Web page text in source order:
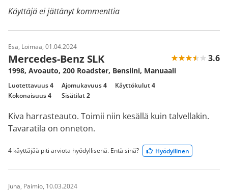
Käyttäjä ei jättänyt kommenttia
Esa, Loimaa, 01.04.2024
Mercedes-Benz SLK 3.6
1998, Avoauto, 200 Roadster, Bensiini, Manuaali
Luotettavuus4 Ajomukavuus4 Käyttökulut4
Kokonaisuus4 Sisätilat2
Kiva harrasteauto. Toimii niin kesällä kuin talvellakin.
Tavaratila on onneton.
4 käyttäjää piti arviota hyödyllisenä. Entä sinä? Hyödyllinen
Juha, Paimio, 10.03.2024